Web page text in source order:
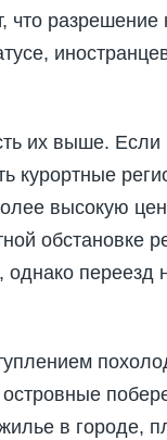
что разрешение
их выше. Если
курортные
высокую
обстановке
переезд
в городе,